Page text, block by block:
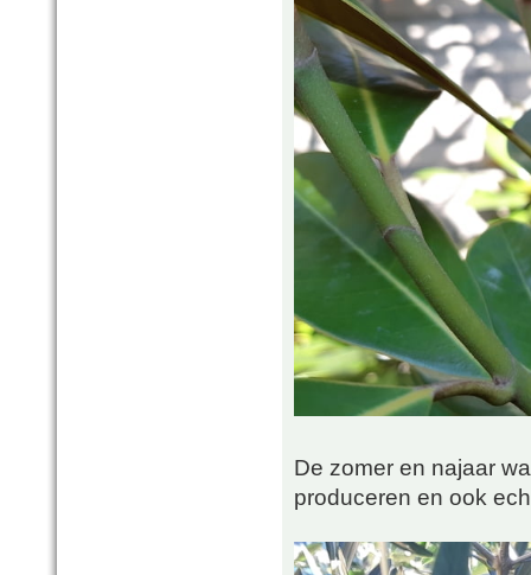
De zomer en najaar
produceren en ook